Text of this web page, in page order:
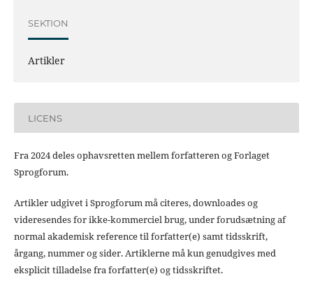
SEKTION
Artikler
LICENS
Fra 2024 deles ophavsretten mellem forfatteren og Forlaget
Sprogforum.
Artikler udgivet i Sprogforum må citeres, downloades og
videresendes for ikke-kommerciel brug, under forudsætning af
normal akademisk reference til forfatter(e) samt tidsskrift,
årgang, nummer og sider. Artiklerne må kun genudgives med
eksplicit tilladelse fra forfatter(e) og tidsskriftet.